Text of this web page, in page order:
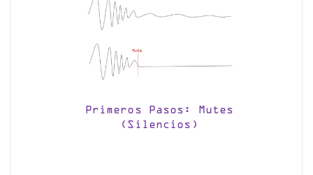
Primeros Pasos: Mutes
(Silencios)